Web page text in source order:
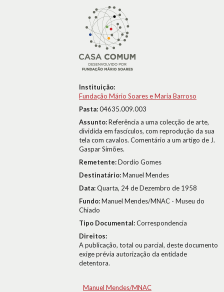
Instituição:
Fundação Mário Soares e Maria Barroso
Pasta:04635.009.003
Assunto:Referência a uma colecção de arte,
dividida em fascículos, com reprodução da sua
tela com cavalos. Comentário a um artigo de J.
Gaspar Simões.
Remetente:Dordio Gomes
Destinatário:Manuel Mendes
Data:Quarta, 24 de Dezembro de 1958
Fundo:Manuel Mendes/MNAC - Museu do
Chiado
Tipo Documental:Correspondencia
Direitos:
A publicação, total ou parcial, deste documento
exige prévia autorização da entidade
detentora.
Manuel Mendes/MNAC